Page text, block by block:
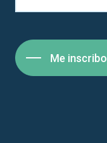
Me inscribo